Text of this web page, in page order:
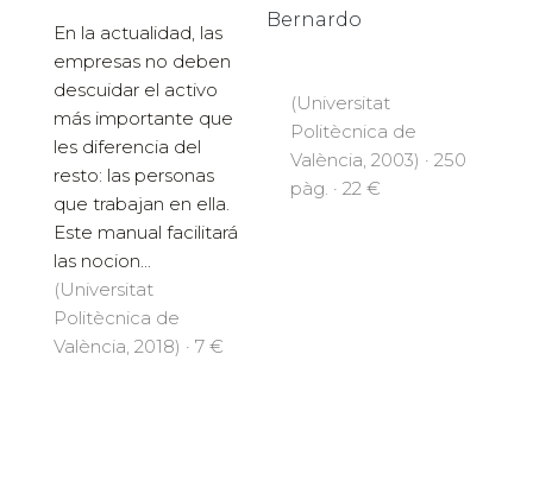
En la actualidad, las
empresas no deben
descuidar el activo
más importante que
les diferencia del
resto: las personas
que trabajan en ella.
Este manual facilitará
las nocion...
(Universitat
Politècnica de
València, 2018) · 7 €
Bernardo
(Universitat
Politècnica de
València, 2003) · 250
pàg. · 22 €